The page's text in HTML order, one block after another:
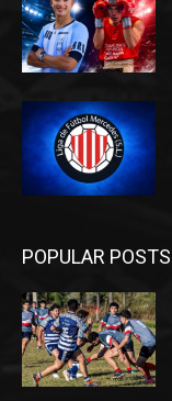
POPULAR POSTS